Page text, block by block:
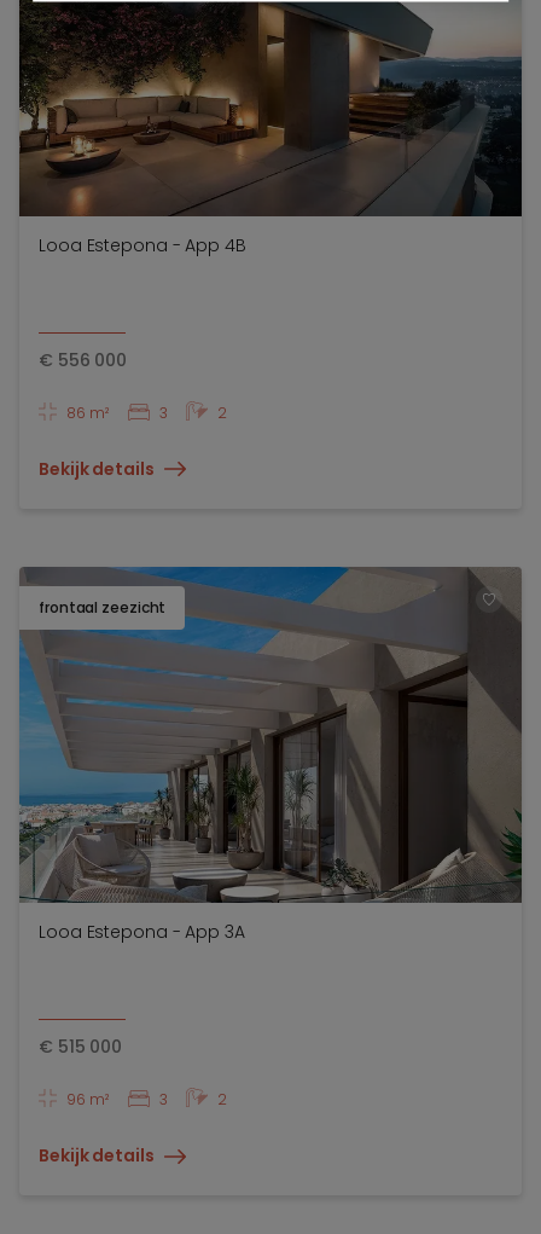
Looa Estepona - App 4B
€ 556 000
86 m² 3 2
Bekijk details
frontaal zeezicht
Looa Estepona - App 3A
€ 515 000
96 m² 3 2
Bekijk details